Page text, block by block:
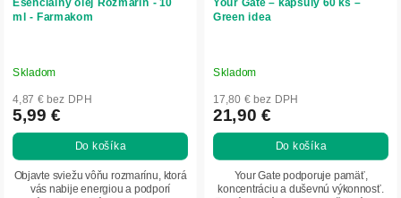
ml - Farmakom
Skladom
4,87 € bez DPH
5,99 €
Do košíka
Objavte sviežu vôňu rozmarínu, ktorá
vás nabije energiou a podporí
Green idea
Skladom
17,80 € bez DPH
21,90 €
Do košíka
Your Gate podporuje pamäť,
koncentráciu a duševnú výkonnosť.